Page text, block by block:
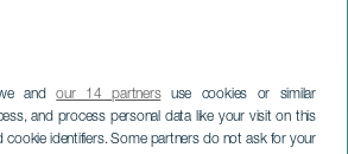
we andour 14 partnersuse cookies or similar
and process personal data like your visit on this
cookie identifiers. Some partners do not ask for your